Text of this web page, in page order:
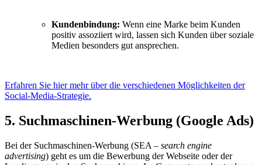
Kundenbindung: Wenn eine Marke beim Kunden
positiv assoziiert wird, lassen sich Kunden über soziale
Medien besonders gut ansprechen.
Erfahren Sie hier mehr über die verschiedenen Möglichkeiten der
Social-Media-Strategie.
5. Suchmaschinen-Werbung (Google Ads)
Bei der Suchmaschinen-Werbung (SEA – search engine
advertising) geht es um die Bewerbung der Webseite oder der